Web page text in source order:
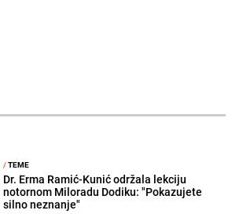
/TEME
Dr. Erma Ramić-Kunić održala lekciju
notornom Miloradu Dodiku: "Pokazujete
silno neznanje"